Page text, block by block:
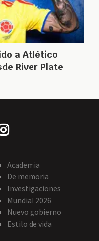
a Atlético
River Plate
Academia
De memoria
Investigaciones
Mundial 2026
Nuevo gobierno
Estilo de vida